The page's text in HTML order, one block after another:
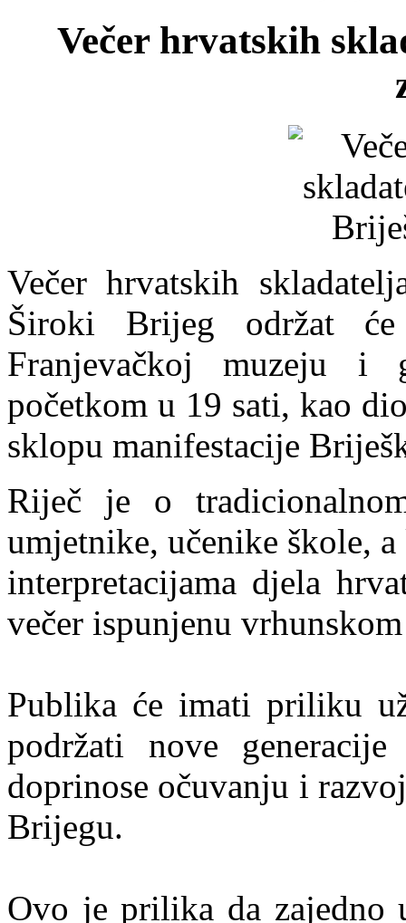
Večer hrvatskih
Večer hrvatskih
Široki Brijeg održat
Franjevačkoj muzeju
početkom u 19 sati, kao
sklopu manifestacije
Riječ je o
umjetnike, učenike škole,
interpretacijama djela
večer ispunjenu
Publika će imati priliku
podržati nove
doprinose očuvanju i
Brijegu.
Ovo je prilika da zajedno